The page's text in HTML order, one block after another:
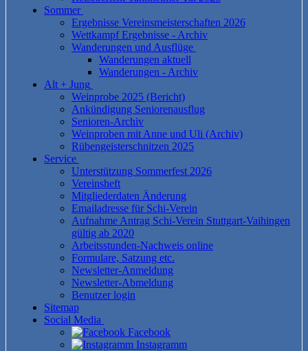
Sommer
Ergebnisse Vereinsmeisterschaften 2026
Wettkampf Ergebnisse - Archiv
Wanderungen und Ausflüge
Wanderungen aktuell
Wanderungen - Archiv
Alt + Jung
Weinprobe 2025 (Bericht)
Ankündigung Seniorenausflug
Senioren-Archiv
Weinproben mit Anne und Uli (Archiv)
Rübengeisterschnitzen 2025
Service
Unterstützung Sommerfest 2026
Vereinsheft
Mitgliederdaten Änderung
Emailadresse für Schi-Verein
Aufnahme Antrag Schi-Verein Stuttgart-Vaihingen
gültig ab 2020
Arbeitsstunden-Nachweis online
Formulare, Satzung etc.
Newsletter-Anmeldung
Newsletter-Abmeldung
Benutzer login
Sitemap
Social Media
Facebook
Instagramm